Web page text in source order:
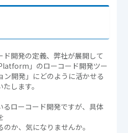
開発の定義、弊社が展開して
」のローコード開発ツー
ン開発」にどのように活かせる
します。
るローコード開発ですが、具体
か、気になりませんか。